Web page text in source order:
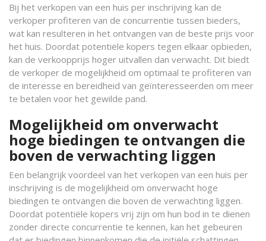
Bij het verkopen van een huis per inschrijving kan de
verkoper profiteren van de concurrentie tussen bieders,
wat kan resulteren in het ontvangen van de beste prijs voor
het huis. Doordat potentiële kopers tegen elkaar opbieden,
kan de verkoopprijs hoger uitvallen dan verwacht. Dit biedt
de verkoper de mogelijkheid om optimaal te profiteren van
de interesse en bereidheid van geïnteresseerden om meer
te betalen voor het gewilde pand.
Mogelijkheid om onverwacht
hoge biedingen te ontvangen die
boven de verwachting liggen
Een belangrijk voordeel van het verkopen van een huis per
inschrijving is de mogelijkheid om onverwacht hoge
biedingen te ontvangen die boven de verwachting liggen.
Doordat potentiële kopers vrij zijn om hun bod in te dienen
zonder directe concurrentie te kennen, kan het gebeuren